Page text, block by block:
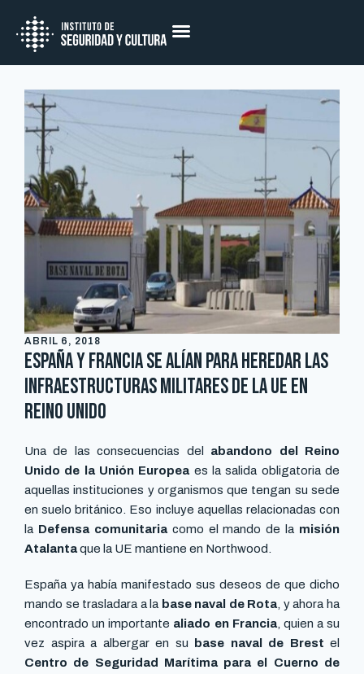
ABRIL 6, 2018
España y Francia se alían para heredar las
infraestructuras militares de la UE en
Reino Unido
Una de las consecuencias del abandono del Reino
Unido de la Unión Europea es la salida obligatoria de
aquellas instituciones y organismos que tengan su sede
en suelo británico. Eso incluye aquellas relacionadas con
la Defensa comunitariacomo el mando de la misión
Atalantaque la UE mantiene en Northwood.
España ya había manifestado sus deseos de que dicho
mando se trasladara a la base naval de Rota , y ahora ha
encontrado un importante aliado en Francia, quien a su
vez aspira a albergar en su
base naval de Brest el
Centro de Seguridad Marítima para el Cuerno de